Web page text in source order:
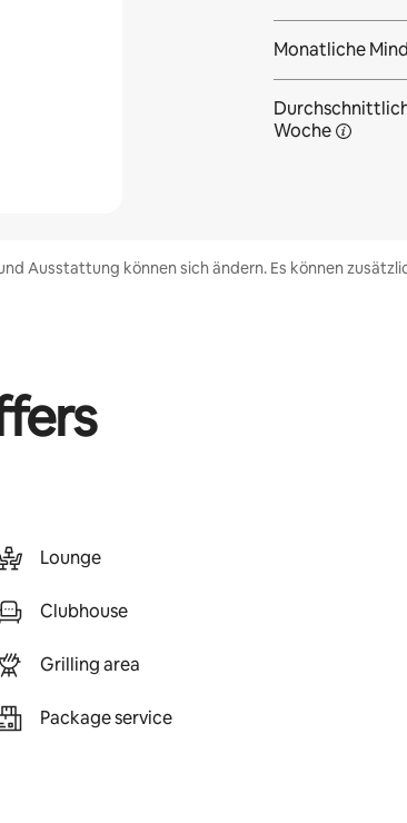
Monatliche
Woche
Ausstattung können sich ändern. Es können
Lounge
Clubhouse
Grilling area
Package service